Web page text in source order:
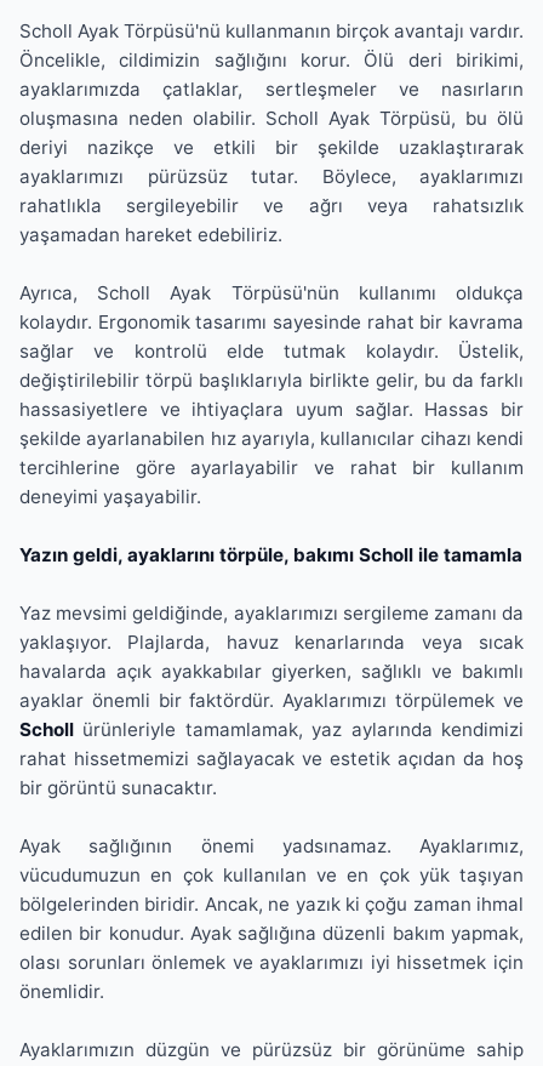
Scholl Ayak Törpüsü'nü kullanmanın birçok avantajı vardır.
Öncelikle, cildimizin sağlığını korur. Ölü deri birikimi,
ayaklarımızda çatlaklar, sertleşmeler ve nasırların
oluşmasına neden olabilir. Scholl Ayak Törpüsü, bu ölü
deriyi nazikçe ve etkili bir şekilde uzaklaştırarak
ayaklarımızı pürüzsüz tutar. Böylece, ayaklarımızı
rahatlıkla sergileyebilir ve ağrı veya rahatsızlık
yaşamadan hareket edebiliriz.
Ayrıca, Scholl Ayak Törpüsü'nün kullanımı oldukça
kolaydır. Ergonomik tasarımı sayesinde rahat bir kavrama
sağlar ve kontrolü elde tutmak kolaydır. Üstelik,
değiştirilebilir törpü başlıklarıyla birlikte gelir, bu da farklı
hassasiyetlere ve ihtiyaçlara uyum sağlar. Hassas bir
şekilde ayarlanabilen hız ayarıyla, kullanıcılar cihazı kendi
tercihlerine göre ayarlayabilir ve rahat bir kullanım
deneyimi yaşayabilir.
Yazın geldi, ayaklarını törpüle, bakımı Scholl ile tamamla
Yaz mevsimi geldiğinde, ayaklarımızı sergileme zamanı da
yaklaşıyor. Plajlarda, havuz kenarlarında veya sıcak
havalarda açık ayakkabılar giyerken, sağlıklı ve bakımlı
ayaklar önemli bir faktördür. Ayaklarımızı törpülemek ve
Scholl ürünleriyle tamamlamak, yaz aylarında kendimizi
rahat hissetmemizi sağlayacak ve estetik açıdan da hoş
bir görüntü sunacaktır.
Ayak sağlığının önemi yadsınamaz. Ayaklarımız,
vücudumuzun en çok kullanılan ve en çok yük taşıyan
bölgelerinden biridir. Ancak, ne yazık ki çoğu zaman ihmal
edilen bir konudur. Ayak sağlığına düzenli bakım yapmak,
olası sorunları önlemek ve ayaklarımızı iyi hissetmek için
önemlidir.
Ayaklarımızın düzgün ve pürüzsüz bir görünüme sahip